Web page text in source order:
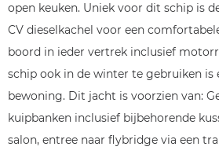
open keuken. Uniek voor dit schip is
CV dieselkachel voor een
boord in ieder vertrek inclusief
schip ook in de winter te gebruiken is
bewoning. Dit jacht is voorzien van:
kuipbanken inclusief bijbehorende
salon, entree naar flybridge via een